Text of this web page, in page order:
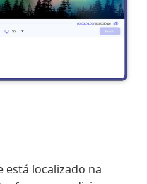
está localizado na